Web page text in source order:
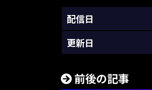
配信日
更新日
前後の記事